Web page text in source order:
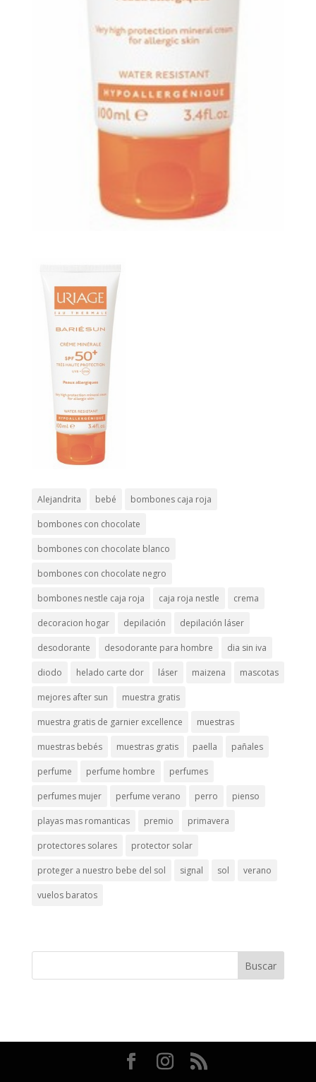
Alejandrita bebé bombones caja roja
bombones con chocolate
bombones con chocolate blanco
bombones con chocolate negro
bombones nestle caja roja caja roja nestle crema
decoracion hogar depilación depilación láser
desodorante desodorante para hombre dia sin iva
diodo helado carte dor láser maizena mascotas
mejores after sun muestra gratis
muestra gratis de garnier excellence muestras
muestras bebés muestras gratis paella pañales
perfume perfume hombre perfumes
perfumes mujer perfume verano perro pienso
playas mas romanticas premio primavera
protectores solares protector solar
proteger a nuestro bebe del sol signal sol verano
vuelos baratos